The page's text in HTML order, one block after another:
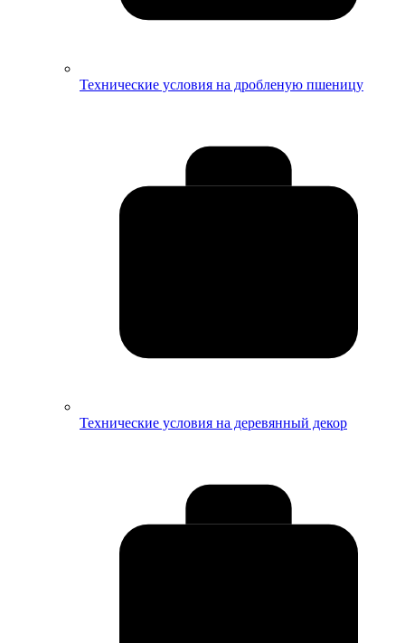
Технические условия на дробленую пшеницу
Технические условия на деревянный декор